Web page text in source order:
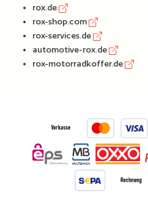
rox.de
rox-shop.com
rox-services.de
automotive-rox.de
rox-motorradkoffer.de